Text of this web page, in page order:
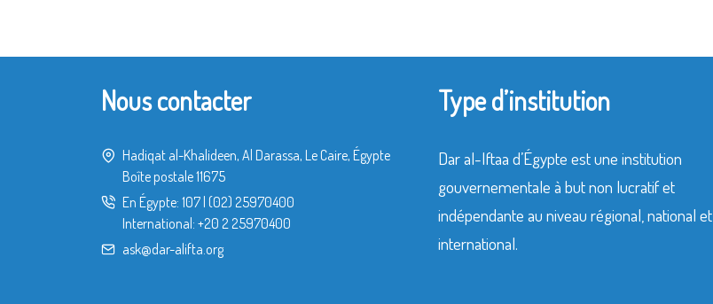
Nous contacter
Hadiqat al-Khalideen, Al Darassa, Le Caire, Égypte
Boîte postale 11675
En Égypte: 107| (02) 25970400
International: +20 2 25970400
ask@dar-alifta.org
Type d’institution
Dar al-Iftaa d’Égypte est une institution
gouvernementale à but non lucratif et
indépendante au niveau régional, national et
international.